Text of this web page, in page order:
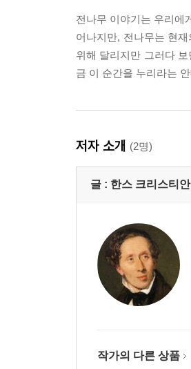
전나무 이야기는 우리에
어나지만, 전나무는 현
위해 달리지만 그러다
금 이 순간을 누리라는
저자 소개 (2명)
글 : 한스 크리스티
작가의 다른 상품